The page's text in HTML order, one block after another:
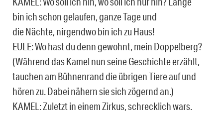
bin ich schon gelaufen, ganze Tage und
die Nächte, nirgendwo bin ich zu Haus!
EULE: Wo hast du denn gewohnt, mein Doppelberg?
(Während das Kamel nun seine Geschichte erzählt,
tauchen am Bühnenrand die übrigen Tie­re auf und
hören zu. Dabei nähern sie sich zögernd an.)
KAMEL: Zuletzt in einem Zirkus, schrecklich wars.